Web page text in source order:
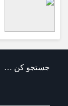
جستجو کن …